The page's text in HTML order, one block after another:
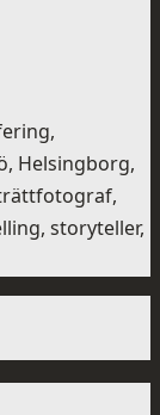
Helsingborg,
storyteller,